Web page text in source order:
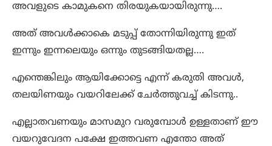
അവളുടെ കാമുകനെ തിരയുകയായിരുന്നു….
അത് അവൾക്കാകെ മടുപ്പ് തോന്നിയിരുന്നു ഇത്
ഇന്നും ഇന്നലെയും ഒന്നും തുടങ്ങിയതല്ല….
എന്തെങ്കിലും ആയിക്കോട്ടെ എന്ന് കരുതി അവൾ,
തലയിണയും വയറിലേക്ക് ചേർത്തുവച്ച് കിടന്നു..
എല്ലാതവണയും മാസമുറ വരുമ്പോൾ ഉള്ളതാണ് ഈ
വയറുവേദന പക്ഷേ ഇത്തവണ എന്തോ അത്